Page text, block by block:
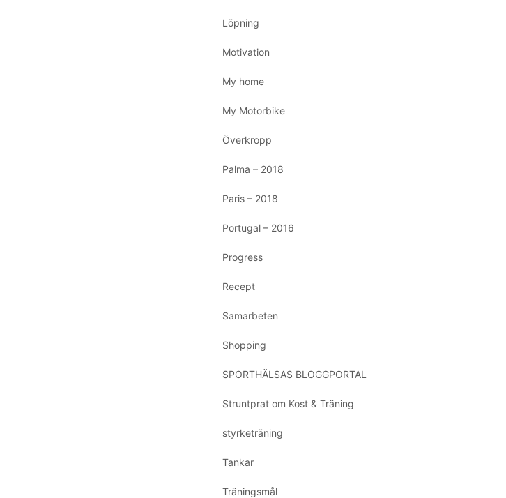
Löpning
Motivation
My home
My Motorbike
Överkropp
Palma – 2018
Paris – 2018
Portugal – 2016
Progress
Recept
Samarbeten
Shopping
SPORTHÄLSAS BLOGGPORTAL
Struntprat om Kost & Träning
styrketräning
Tankar
Träningsmål